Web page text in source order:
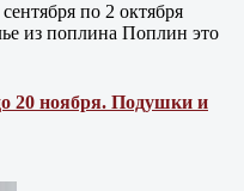
по 2 октября
из поплина Поплин это
20 ноября. Подушки и